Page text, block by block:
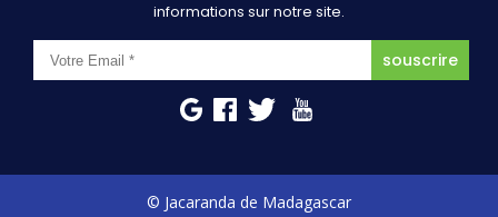
informations sur notre site.
© Jacaranda de Madagascar